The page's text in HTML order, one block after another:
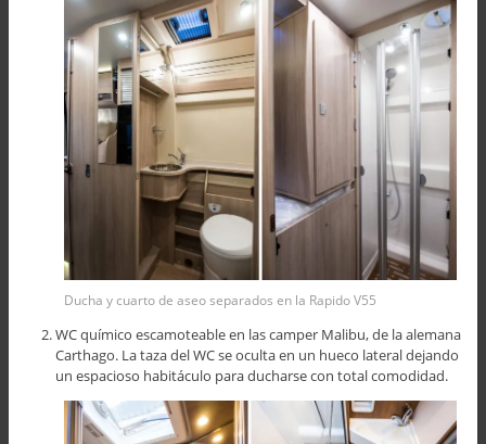
Ducha y cuarto de aseo separados en la Rapido V55
WC químico escamoteable en las camper Malibu, de la alemana
Carthago. La taza del WC se oculta en un hueco lateral dejando
un espacioso habitáculo para ducharse con total comodidad.